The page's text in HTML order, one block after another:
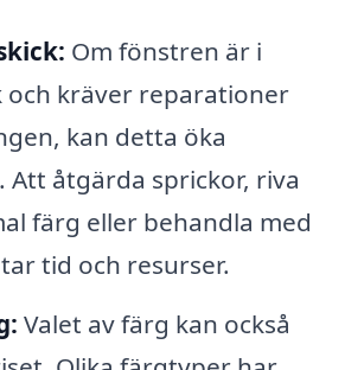
Om fönstren är i
och kräver reparationer
kan detta öka
Att åtgärda sprickor, riva
färg eller behandla med
tid och resurser.
Valet av färg kan också